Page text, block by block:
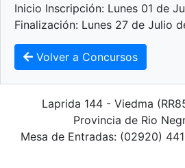
Inicio Inscripción: Lunes 01 de
Finalización: Lunes 27 de Julio
Volver a Concursos
Laprida 144 - Viedma
Provincia de Rio
Mesa de Entradas: (02920)